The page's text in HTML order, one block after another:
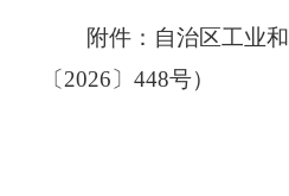
附件：自治区工业
〔2026〕448号）